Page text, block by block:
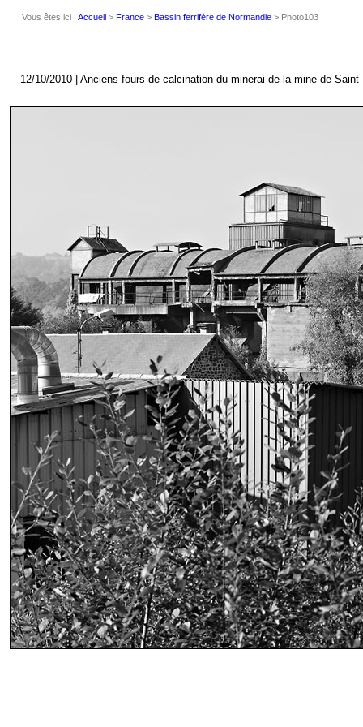
Vous êtes ici : Accueil > France > Bassin ferrifère de Normandie > Photo103
12/10/2010 | Anciens fours de calcination du minerai de la mine de